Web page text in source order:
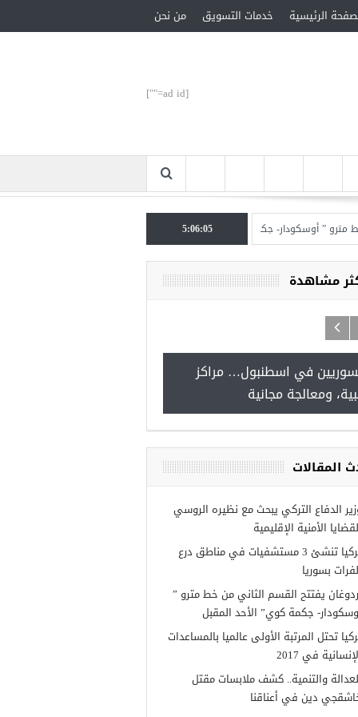
الرئيسية خدمات التسويق من نحن
[ad id=""]
” أوسكودار- جكمة كوي” الأحد المقبل
5:06:06
مشاهدة
في اسطنبول… مراكز
ومعالجة مجانية
المقالات
الدفاع التركي يبحث مع نظيره الروسي
الأمنية الإقليمية
تركيا تنشئ 3 مستشفيات في مناطق درع
بسوريا
يفتتح القسم الثاني من خط مترو ”
جكمة كوي” الأحد المقبل
تحتل المرتبة الأولى عالميا بالمساعدات
في 2017
والتنمية.. كشف ملابسات مقتل
دين في أعناقنا